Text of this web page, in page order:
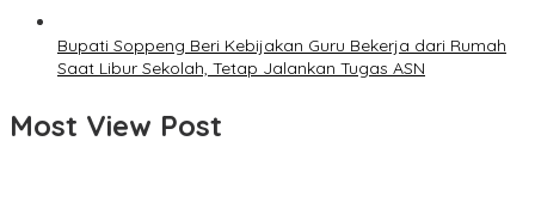
Bupati Soppeng Beri Kebijakan Guru Bekerja dari Rumah
Saat Libur Sekolah, Tetap Jalankan Tugas ASN
Most View Post